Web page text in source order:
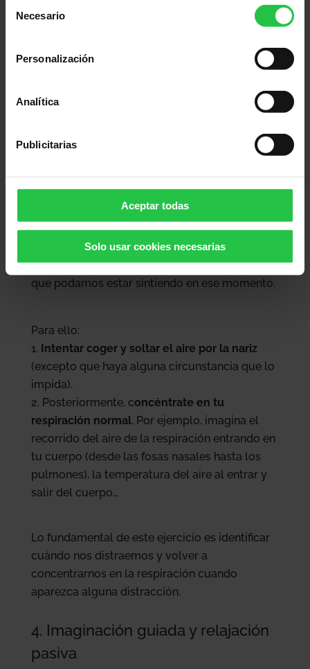
Necesario
Personalización
Analítica
Publicitarias
Aceptar todas
Solo usar cookies necesarias
3. Atención a la respiración
de un pensamiento a otro rápidamente
(imaginemos un mono saltando de rama en
rama).Con este ejercicio conseguimos que la
mente “pare”y se concentre en lo que
nosotros deseemos, no tanto en los nervios
que podamos estar sintiendo en ese momento.
Para ello:
Intentar coger y soltar el aire por la nariz
(excepto que haya alguna circunstancia que lo
impida).
Posteriormente, concéntrate en tu
respiración normal. Por ejemplo, imagina el
recorrido del aire de la respiración entrando en
tu cuerpo (desde las fosas nasales hasta los
pulmones), la temperatura del aire al entrar y
salir del cuerpo…
Lo fundamental de este ejercicio es identificar
cuándo nos distraemos y volver a
concentrarnos en la respiración cuando
aparezca alguna distracción.
4. Imaginación guiada y relajación
pasiva